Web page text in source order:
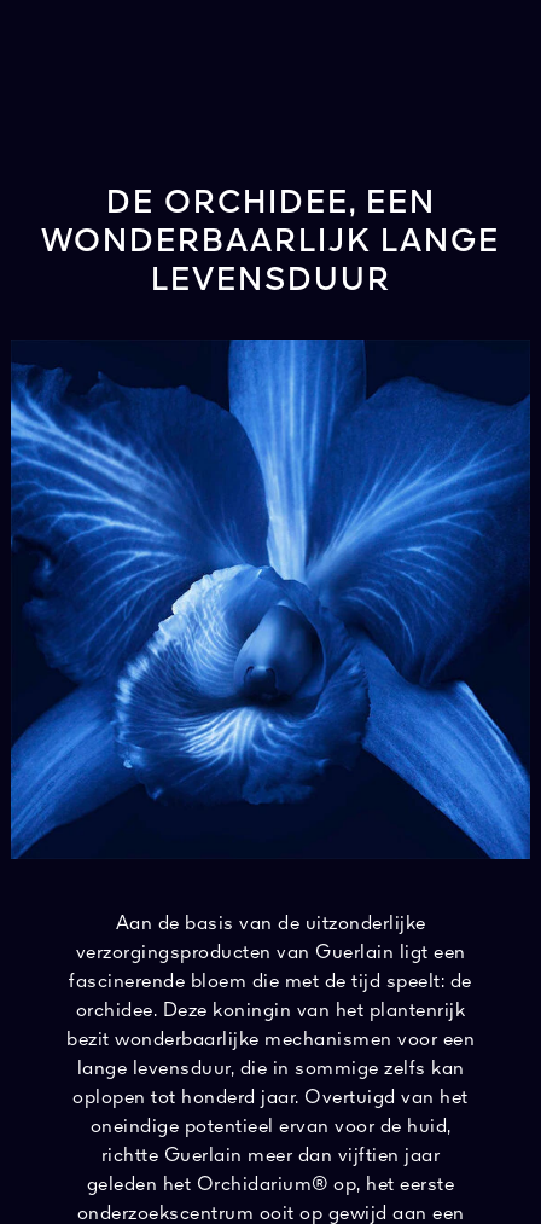
DE ORCHIDEE, EEN
WONDERBAARLIJK LANGE
LEVENSDUUR
Aan de basis van de uitzonderlijke
verzorgingsproducten van Guerlain ligt een
fascinerende bloem die met de tijd speelt: de
orchidee. Deze koningin van het plantenrijk
bezit wonderbaarlijke mechanismen voor een
lange levensduur, die in sommige zelfs kan
oplopen tot honderd jaar. Overtuigd van het
oneindige potentieel ervan voor de huid,
richtte Guerlain meer dan vijftien jaar
geleden het Orchidarium® op, het eerste
onderzoekscentrum ooit op gewijd aan een